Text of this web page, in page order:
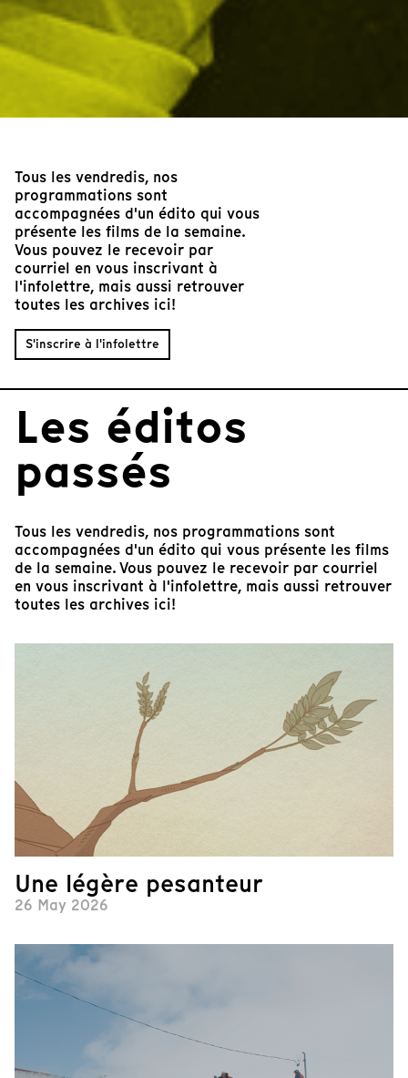
Tous les vendredis, nos
programmations sont
accompagnées d'un édito qui vous
présente les films de la semaine.
Vous pouvez le recevoir par
courriel en vous inscrivant à
l'infolettre, mais aussi retrouver
toutes les archives ici!
S'inscrire à l'infolettre
Les éditos
passés
Tous les vendredis, nos programmations sont
accompagnées d'un édito qui vous présente les films
de la semaine. Vous pouvez le recevoir par courriel
en vous inscrivant à l'infolettre, mais aussi retrouver
toutes les archives ici!
Une légère pesanteur
26 May 2026